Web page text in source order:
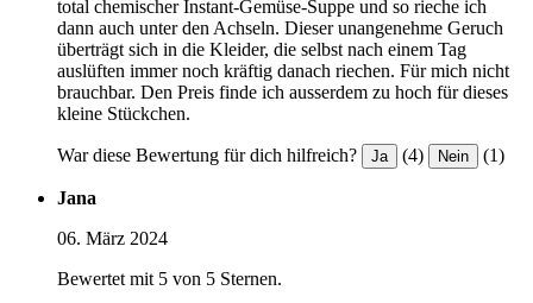
total chemischer Instant-Gemüse-Suppe und so rieche ich
dann auch unter den Achseln. Dieser unangenehme Geruch
überträgt sich in die Kleider, die selbst nach einem Tag
auslüften immer noch kräftig danach riechen. Für mich nicht
brauchbar. Den Preis finde ich ausserdem zu hoch für dieses
kleine Stückchen.
War diese Bewertung für dich hilfreich? Ja (4) Nein (1)
Jana
06. März 2024
Bewertet mit 5 von 5 Sternen.